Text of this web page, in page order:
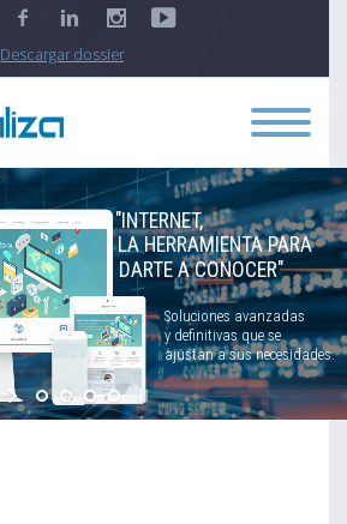
Descargar dossier
"INTERNET,
LA HERRAMIENTA PARA
DARTE A CONOCER"
Soluciones avanzadas
y definitivas que se
ajustan a sus necesidades.